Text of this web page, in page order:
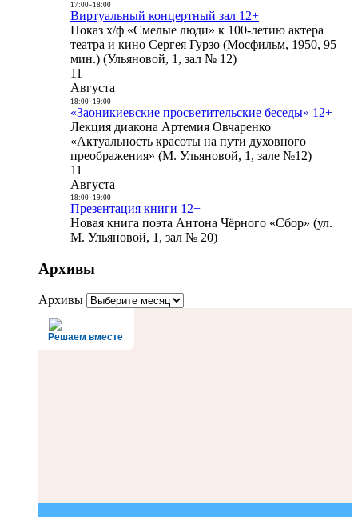
17:00- 18:00
Виртуальный концертный зал 12+
Показ х/ф «Смелые люди» к 100-летию актера
театра и кино Сергея Гурзо (Мосфильм, 1950, 95
мин.) (Ульяновой, 1, зал № 12)
11
Августа
18:00- 19:00
«Заоникиевские просветительские беседы» 12+
Лекция диакона Артемия Овчаренко
«Актуальность красоты на пути духовного
преображения» (М. Ульяновой, 1, зале №12)
11
Августа
18:00- 19:00
Презентация книги 12+
Новая книга поэта Антона Чёрного «Сбор» (ул.
М. Ульяновой, 1, зал № 20)
Архивы
Архивы
Решаем вместе